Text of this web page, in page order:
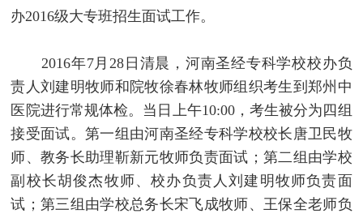
办2016级大专班招生面试工作。
2016年7月28日清晨，河南圣经专科学校校办负
责人刘建明牧师和院牧徐春林牧师组织考生到郑州中
医院进行常规体检。当日上午10:00，考生被分为四组
接受面试。第一组由河南圣经专科学校校长唐卫民牧
师、教务长助理靳新元牧师负责面试；第二组由学校
副校长胡俊杰牧师、校办负责人刘建明牧师负责面
试；第三组由学校总务长宋飞成牧师、王保全老师负